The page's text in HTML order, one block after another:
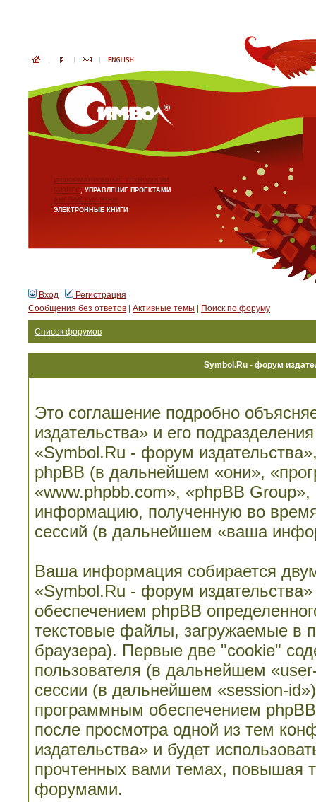
ИНФОРМАЦИОННЫЕ ТЕХНОЛОГИИ
БИЗНЕС, УПРАВЛЕНИЕ ПРОЕКТАМИ
АНГЛИЙСКИЙ ЯЗЫК
ЭЛЕКТРОННЫЕ КНИГИ
Вход
Регистрация
Сообщения без ответов
Активные темы Поиск по форуму
Список форумов
Symbol.Ru - форум
Это соглашение подробно
издательства» и его
«Symbol.Ru - форум
phpBB (в дальнейшем «они»,
«www.phpbb.com», «phpBB
информацию, полученную во
сессий (в дальнейшем «ваша
Ваша информация собирается
«Symbol.Ru - форум
обеспечением phpBB
текстовые файлы, загружаемые в
браузера). Первые две "cookie"
пользователя (в дальнейшем
сессии (в дальнейшем «session-
программным обеспечением
после просмотра одной из тем
издательства» и будет
прочтенных вами темах, повышая
форумами.